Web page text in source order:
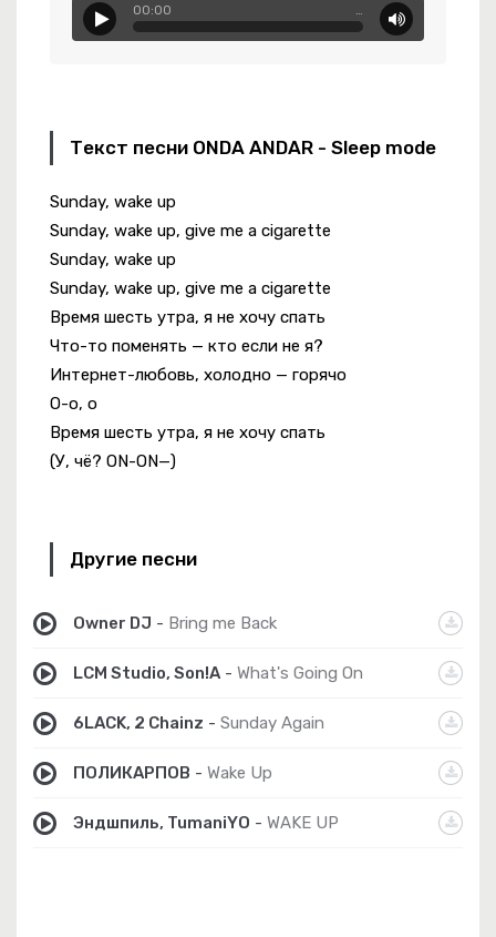
00:00 …
Текст песни ONDA ANDAR - Sleep mode
Sunday, wake up
Sunday, wake up, give me a cigarette
Sunday, wake up
Sunday, wake up, give me a cigarette
Время шесть утра, я не хочу спать
Что-то поменять — кто если не я?
Интернет-любовь, холодно — горячо
О-о, о
Время шесть утра, я не хочу спать
(У, чё? ON-ON—)
Другие песни
Owner DJ - Bring me Back
LCM Studio, Son!A - What's Going On
6LACK, 2 Chainz - Sunday Again
ПОЛИКАРПОВ - Wake Up
Эндшпиль, TumaniYO - WAKE UP
Все Мои Пароли